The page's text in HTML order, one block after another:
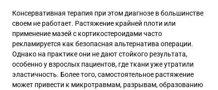
Консервативная терапия при этом диагнозе в большинстве
своем не работает. Растяжение крайней плоти или
применение мазей с кортикостероидами часто
рекламируется как безопасная альтернатива операции.
Однако на практике они не дают стойкого результата,
особенно у взрослых пациентов, где ткани уже утратили
эластичность. Более того, самостоятельное растяжение
может привести к микротравмам, разрывам, образованию